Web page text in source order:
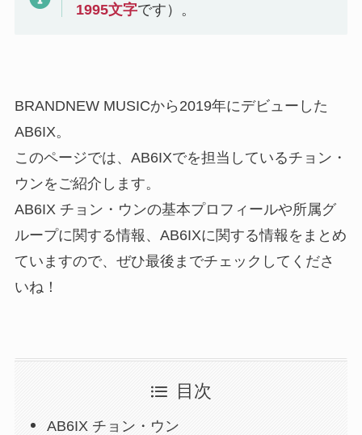
1995文字です）。
BRANDNEW MUSICから2019年にデビューした
AB6IX。
このページでは、AB6IXでを担当しているチョン・
ウンをご紹介します。
AB6IX チョン・ウンの基本プロフィールや所属グ
ループに関する情報、AB6IXに関する情報をまとめ
ていますので、ぜひ最後までチェックしてくださ
いね！
目次
AB6IX チョン・ウン